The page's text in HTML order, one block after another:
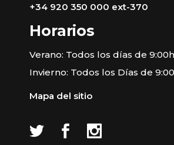
+34 920 350 000 ext-370
Horarios
Verano: Todos los días de
Invierno: Todos los Días de
Mapa del sitio